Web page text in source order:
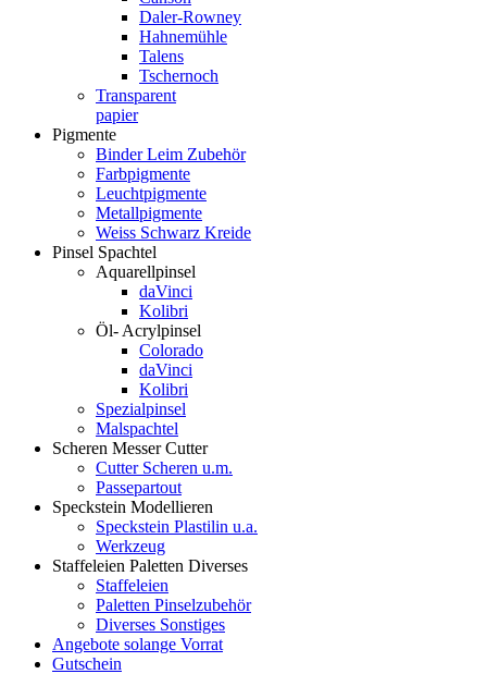
Daler-Rowney
Hahnemühle
Talens
Tschernoch
Transparent
papier
Pigmente
Binder Leim Zubehör
Farbpigmente
Leuchtpigmente
Metallpigmente
Weiss Schwarz Kreide
Pinsel Spachtel
Aquarellpinsel
daVinci
Kolibri
Öl- Acrylpinsel
Colorado
daVinci
Kolibri
Spezialpinsel
Malspachtel
Scheren Messer Cutter
Cutter Scheren u.m.
Passepartout
Speckstein Modellieren
Speckstein Plastilin u.a.
Werkzeug
Staffeleien Paletten Diverses
Staffeleien
Paletten Pinselzubehör
Diverses Sonstiges
Angebote solange Vorrat
Gutschein